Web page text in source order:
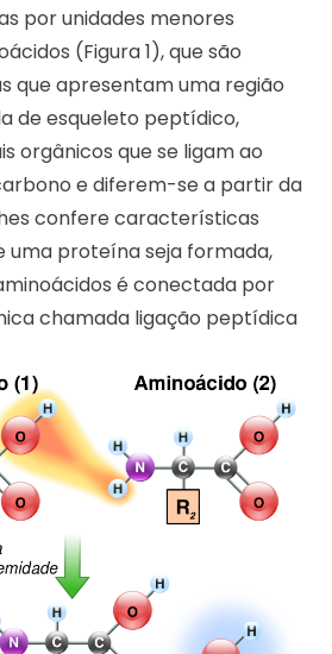
por unidades menores
(Figura 1), que são
que apresentam uma região
de esqueleto peptídico,
orgânicos que se ligam ao
e diferem-se a partir da
confere características
uma proteína seja formada,
é conectada por
chamada ligação peptídica